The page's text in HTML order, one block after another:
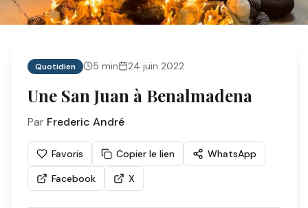
Quotidien 5 min 24 juin 2022
Une San Juan à Benalmadena
Par Frederic André
Favoris Copier le lien
WhatsApp
Facebook
X